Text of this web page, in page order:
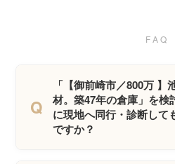
FAQ
Q
「【御前崎市／800万 】
材。築47年の倉庫」を検
に現地へ同行・診断して
ですか？